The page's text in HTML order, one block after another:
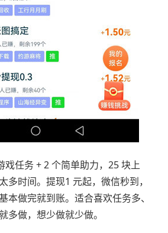
戏任务 + 2 个简单助力，25 块上
多时间。提现1 元起，微信秒到，
本做完就到账。适合喜欢任务多、
多做，想少做就少做。